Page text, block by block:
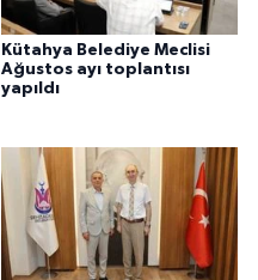
Kütahya Belediye Meclisi
Ağustos ayı toplantısı
yapıldı